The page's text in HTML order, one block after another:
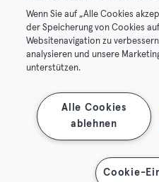
© 2026 Urban Sports Group
Conditions générales
Mentions légales
Se rétracter ici
Wenn Sie auf „Alle Cookies
der Speicherung von Cookies
Websitenavigation zu
analysieren und unsere
unterstützen.
Alle Cookies
ablehnen
Cookie-